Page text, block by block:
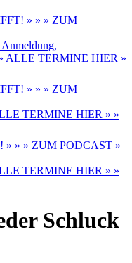
» » » ZUM
» ALLE TERMINE HIER »
» » » ZUM
TERMINE HIER » »
» » » ZUM PODCAST »
TERMINE HIER » »
Schluck